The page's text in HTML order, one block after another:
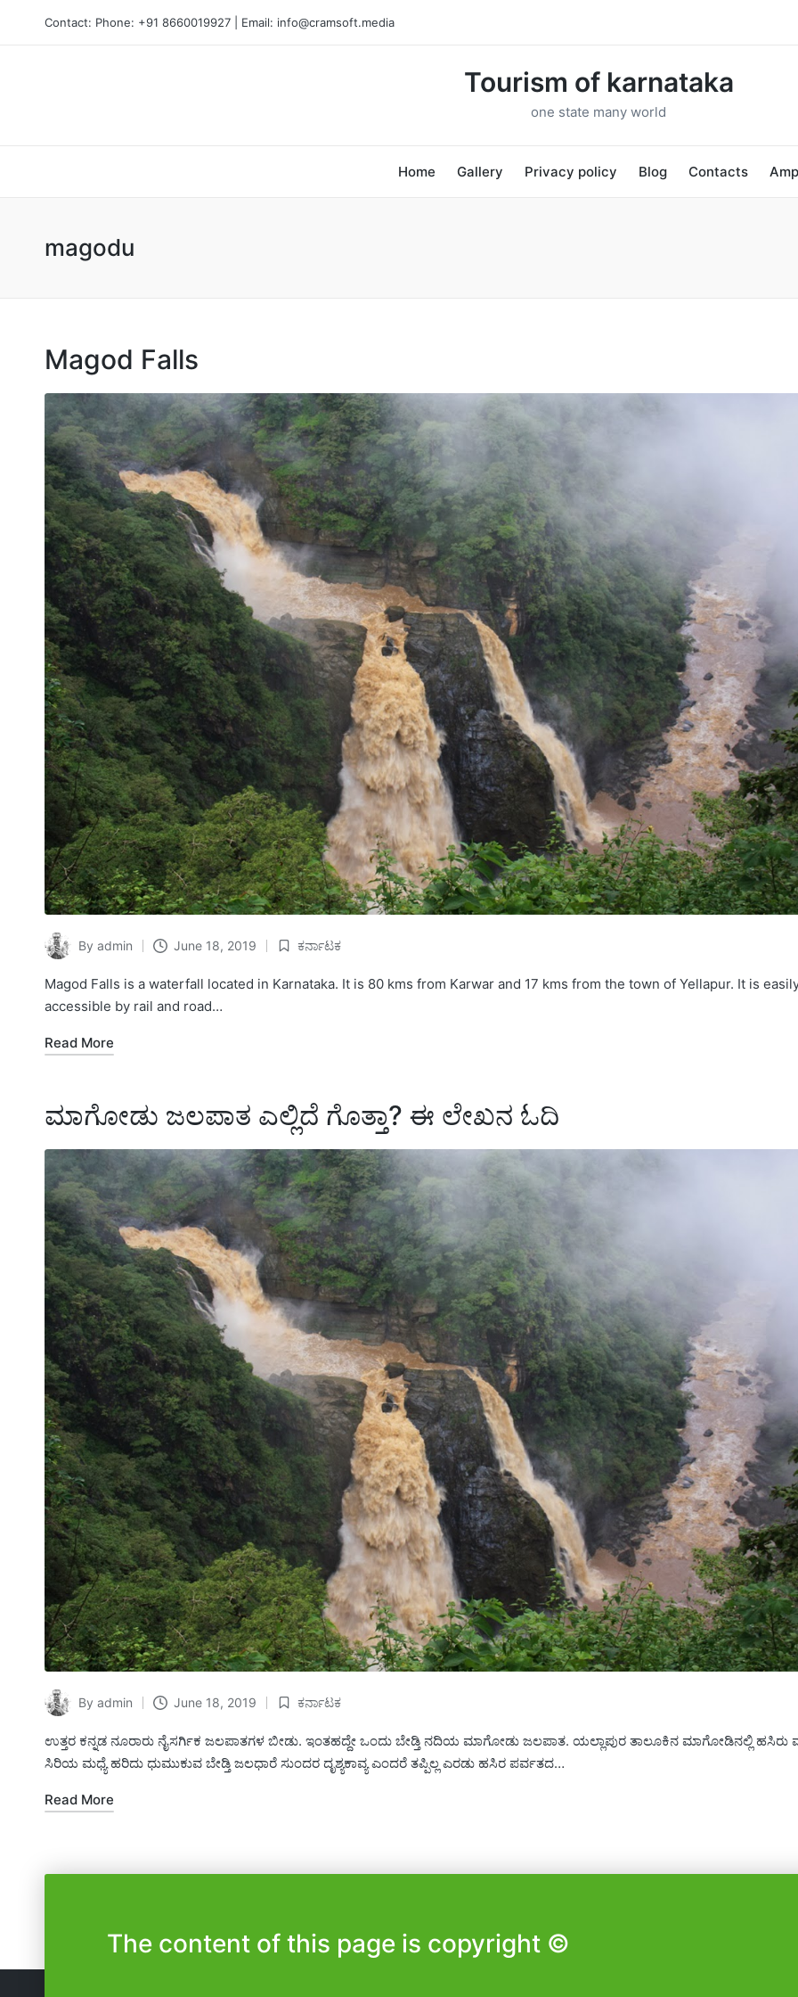
Contact: Phone: +91 8660019927 | Email: info@cramsoft.media
Tourism of karnataka
one state many world
Home Gallery Privacy policy Blog Contacts Amp
magodu
Magod Falls
Posted
by
By admin June 18, 2019
Posted
in
ಕರ್ನಾಟಕ
Magod Falls is a waterfall located in Karnataka. It is 80 kms from Karwar and 17 kms from the town of Yellapur. It is
accessible by rail and road…
Read More
ಮಾಗೋಡು ಜಲಪಾತ ಎಲ್ಲಿದೆ ಗೊತ್ತಾ? ಈ ಲೇಖನ ಓದಿ
Posted
By admin June 18, 2019
Posted
in
ಕರ್ನಾಟಕ
ಉತ್ತರ ಕನ್ನಡ ನೂರಾರು ನೈಸರ್ಗಿಕ ಜಲಪಾತಗಳ ಬೀಡು. ಇಂತಹದ್ದೇ ಒಂದು ಬೇಡ್ತಿ ನದಿಯ ಮಾಗೋಡು ಜಲಪಾತ. ಯಲ್ಲಾಪುರ ತಾಲೂಕಿನ ಮಾಗೋಡಿನಲ್ಲಿ ಹಸಿರು
ಸಿರಿಯ ಮಧ್ಯೆ ಹರಿದು ಧುಮುಕುವ ಬೇಡ್ತಿ ಜಲಧಾರೆ ಸುಂದರ ದೃಶ್ಯಕಾವ್ಯ ಎಂದರೆ ತಪ್ಪಿಲ್ಲ ಎರಡು ಹಸಿರ ಪರ್ವತದ…
Read More
The content of this page is copyright ©️